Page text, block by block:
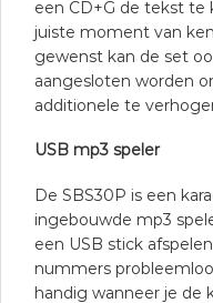
een CD+G de tekst te
juiste moment van
gewenst kan de set
aangesloten worden
additionele te
USB mp3 speler
De SBS30P is een
ingebouwde mp3
een USB stick
nummers
handig wanneer je de